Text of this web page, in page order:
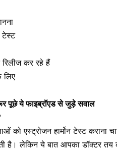
टेस्ट
कर रहे हैं
लिए
पूछे ये फाइब्रॉएड से जुड़े सवाल
को एस्ट्रोजन हार्मोन टेस्ट कराना
है। लेकिन ये बात आपका डॉक्टर तय